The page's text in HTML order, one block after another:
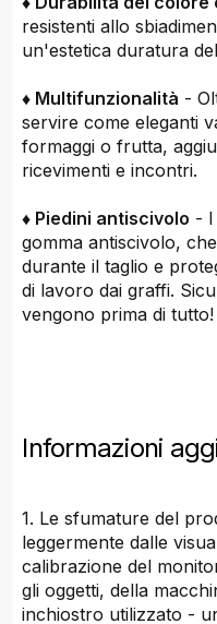
resistenti allo
un'estetica duratura
♦ Multifunzionalità -
servire come eleganti
formaggi o frutta,
ricevimenti e incontri.
♦ Piedini antiscivolo - I
gomma antiscivolo,
durante il taglio e
di lavoro dai graffi.
vengono prima di tutto!
Informazioni
1. Le sfumature del
leggermente dalle
calibrazione del
gli oggetti, della
inchiostro utilizzato -